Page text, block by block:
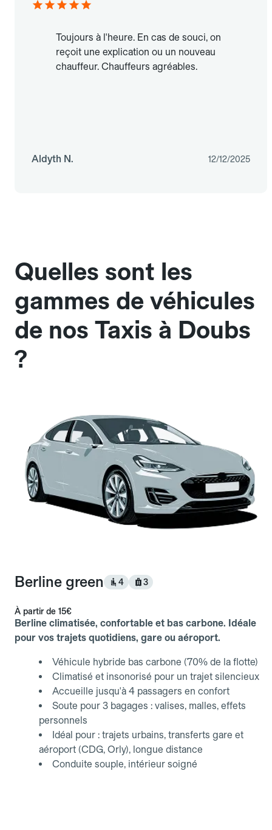
Toujours à l'heure. En cas de souci, on
reçoit une explication ou un nouveau
chauffeur. Chauffeurs agréables.
Aldyth N. 12/12/2025
Quelles sont les
gammes de véhicules
de nos Taxis à Doubs
?
Berline green 4 3
À partir de 15€
Berline climatisée, confortable et bas carbone. Idéale
pour vos trajets quotidiens, gare ou aéroport.
Véhicule hybride bas carbone (70% de la flotte)
Climatisé et insonorisé pour un trajet silencieux
Accueille jusqu'à 4 passagers en confort
Soute pour 3 bagages : valises, malles, effets
personnels
Idéal pour : trajets urbains, transferts gare et
aéroport (CDG, Orly), longue distance
Conduite souple, intérieur soigné